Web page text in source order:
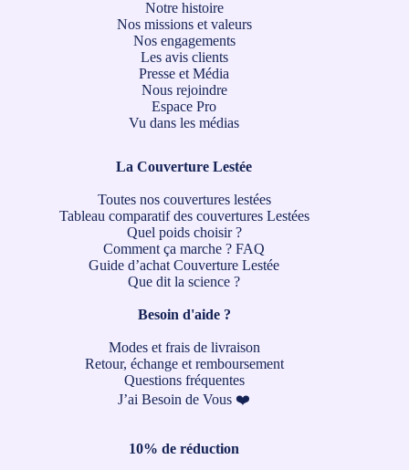
Notre histoire
Nos missions et valeurs
Nos engagements
Les avis clients
Presse et Média
Nous rejoindre
Espace Pro
Vu dans les médias
La Couverture Lestée
Toutes nos couvertures lestées
Tableau comparatif des couvertures Lestées
Quel poids choisir ?
Comment ça marche ? FAQ
Guide d’achat Couverture Lestée
Que dit la science ?
Besoin d'aide ?
Modes et frais de livraison
Retour, échange et remboursement
Questions fréquentes
J’ai Besoin de Vous ❤️
10% de réduction